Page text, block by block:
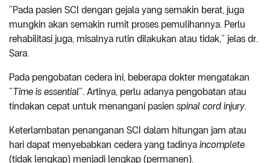
“Pada pasien SCI dengan gejala yang semakin berat, juga
mungkin akan semakin rumit proses pemulihannya. Perlu
rehabilitasi juga, misalnya rutin dilakukan atau tidak,” jelas dr.
Sara.
Pada pengobatan cedera ini, beberapa dokter mengatakan
“Time is essential”. Artinya, perlu adanya pengobatan atau
tindakan cepat untuk menangani pasien spinal cord injury.
Keterlambatan penanganan SCI dalam hitungan jam atau
hari dapat menyebabkan cedera yang tadinya incomplete
(tidak lengkap) menjadi lengkap (permanen).